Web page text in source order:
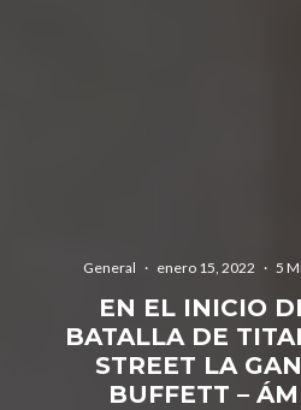
General · enero 15, 2022 · 5
EN EL INICIO
BATALLA DE
STREET LA
BUFFETT –